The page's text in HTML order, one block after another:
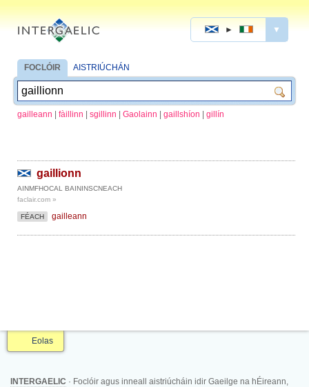
► ▼
FOCLÓIR AISTRIÚCHÁN
gailleann fàillinn sgillinn Gaolainn gaillshíon gillín
gaillionn
AINMFHOCAL BAININSCNEACH
faclair.com »
FÉACH gailleann
Eolas
INTERGAELIC · Foclóir agus inneall aistriúcháin idir Gaeilge na hÉireann,